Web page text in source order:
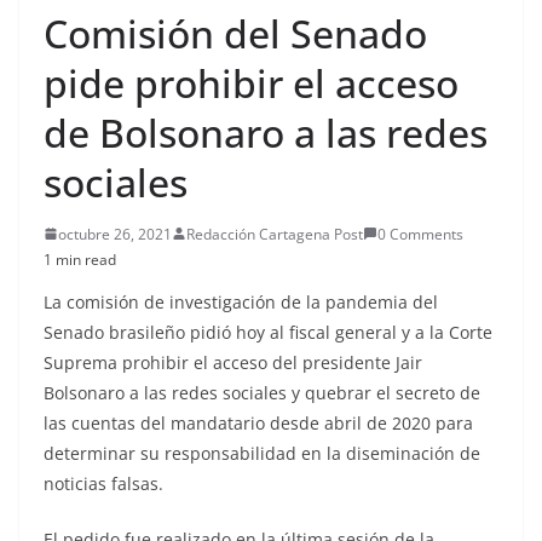
Comisión del Senado
pide prohibir el acceso
de Bolsonaro a las redes
sociales
octubre 26, 2021 Redacción Cartagena Post
0 Comments
1 min read
La comisión de investigación de la pandemia del
Senado brasileño pidió hoy al fiscal general y a la Corte
Suprema prohibir el acceso del presidente Jair
Bolsonaro a las redes sociales y quebrar el secreto de
las cuentas del mandatario desde abril de 2020 para
determinar su responsabilidad en la diseminación de
noticias falsas.